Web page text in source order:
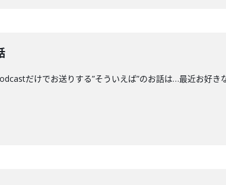
だけでお送りする”そういえば”のお話は…最近お好